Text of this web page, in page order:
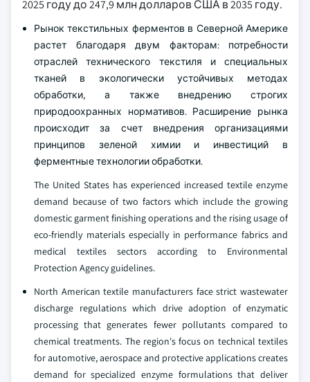
2025 году до 247,9 млн долларов США в 2035 году.
Рынок текстильных ферментов в Северной Америке
растет благодаря двум факторам: потребности
отраслей технического текстиля и специальных
тканей в экологически устойчивых методах
обработки, а также внедрению строгих
природоохранных нормативов. Расширение рынка
происходит за счет внедрения организациями
принципов зеленой химии и инвестиций в
ферментные технологии обработки.
The United States has experienced increased textile enzyme
demand because of two factors which include the growing
domestic garment finishing operations and the rising usage of
eco-friendly materials especially in performance fabrics and
medical textiles sectors according to Environmental
Protection Agency guidelines.
North American textile manufacturers face strict wastewater
discharge regulations which drive adoption of enzymatic
processing that generates fewer pollutants compared to
chemical treatments. The region's focus on technical textiles
for automotive, aerospace and protective applications creates
demand for specialized enzyme formulations that deliver